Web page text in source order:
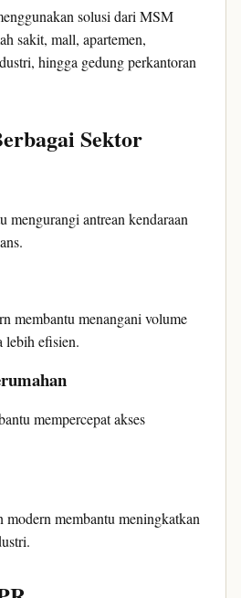
solusi dari MSM
sakit, mall, apartemen,
hingga gedung perkantoran
Sektor
mengurangi antrean kendaraan
membantu menangani volume
lebih efisien.
mempercepat akses
modern membantu meningkatkan